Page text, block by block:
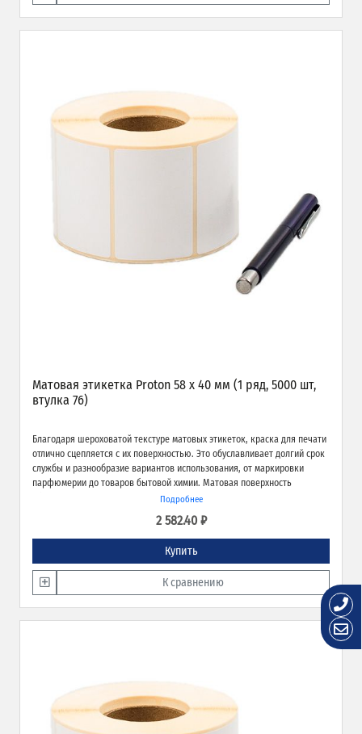
Матовая этикетка Proton 58 х 40 мм (1 ряд, 5000 шт,
втулка 76)
Благодаря шероховатой текстуре матовых этикеток, краска для печати
отлично сцепляется с их поверхностью. Это обуславливает долгий срок
службы и разнообразие вариантов использования, от маркировки
парфюмерии до товаров бытовой химии. Матовая поверхность
обеспечивает превосходное качество печати и широкие возможности
Подробнее
2 582.40 ₽
Купить
К сравнению